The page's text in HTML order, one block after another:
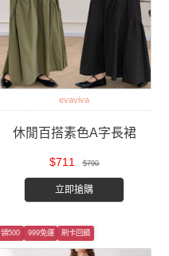
evaviva
休閒百搭素色A字長裙
$711 $790
立即搶購
領500 999免運 刷卡回饋